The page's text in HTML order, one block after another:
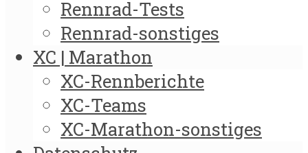
Rennrad-Tests
Rennrad-sonstiges
XC | Marathon
XC-Rennberichte
XC-Teams
XC-Marathon-sonstiges